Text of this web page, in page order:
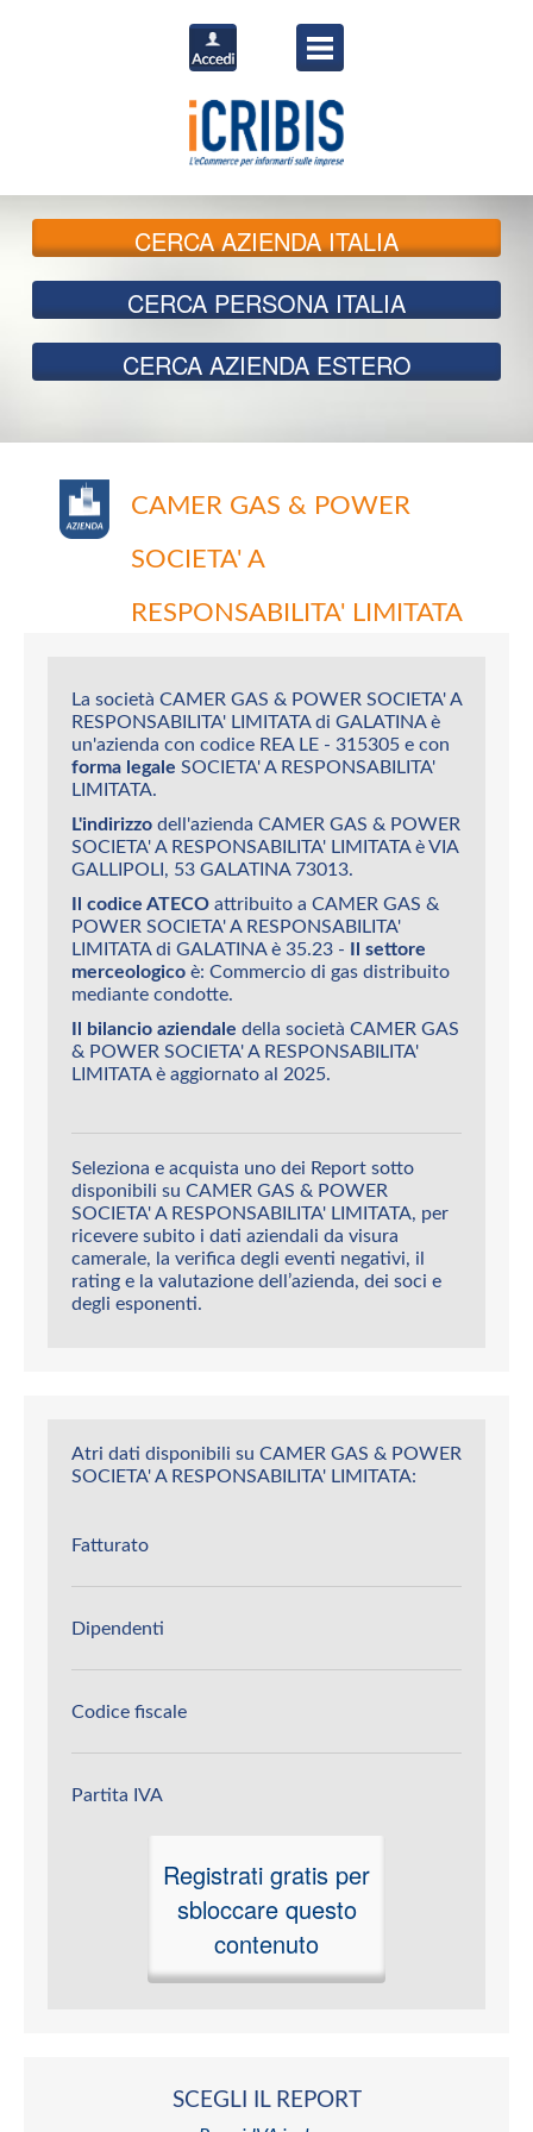
CERCAAZIENDA ITALIA
CERCA PERSONA ITALIA
CERCA AZIENDA ESTERO
CAMER GAS & POWER
SOCIETA' A
RESPONSABILITA' LIMITATA
La società CAMER GAS & POWER SOCIETA' A
RESPONSABILITA' LIMITATA di GALATINA è
un'azienda con codice REA LE - 315305 e con
forma legale SOCIETA' A RESPONSABILITA'
LIMITATA.
L'indirizzo dell'azienda CAMER GAS & POWER
SOCIETA' A RESPONSABILITA' LIMITATA è VIA
GALLIPOLI, 53 GALATINA 73013.
Il codice ATECO attribuito a CAMER GAS &
POWER SOCIETA' A RESPONSABILITA'
LIMITATA di GALATINA è 35.23 - Il settore
merceologico è: Commercio di gas distribuito
mediante condotte.
Il bilancio aziendale della società CAMER GAS
& POWER SOCIETA' A RESPONSABILITA'
LIMITATA è aggiornato al 2025.
Seleziona e acquista uno dei Report sotto
disponibili su CAMER GAS & POWER
SOCIETA' A RESPONSABILITA' LIMITATA, per
ricevere subito i dati aziendali da visura
camerale, la verifica degli eventi negativi, il
rating e la valutazione dell’azienda, dei soci e
degli esponenti.
Atri dati disponibili su CAMER GAS & POWER
SOCIETA' A RESPONSABILITA' LIMITATA:
Fatturato
Dipendenti
Codice fiscale
Partita IVA
Registrati gratis per
sbloccare questo
contenuto
SCEGLI IL REPORT